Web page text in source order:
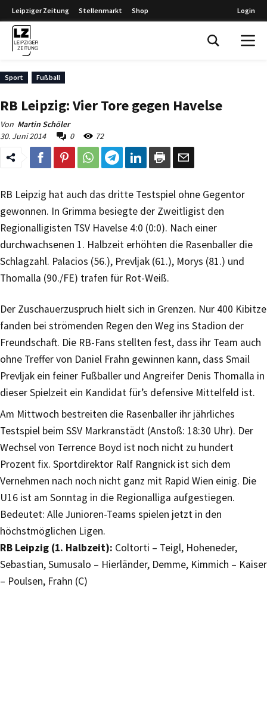
Leipziger Zeitung Stellenmarkt Shop Login
Sport Fußball
RB Leipzig: Vier Tore gegen Havelse
Von Martin Schöler
30. Juni 2014
0 72
RB Leipzig hat auch das dritte Testspiel ohne Gegentor
gewonnen. In Grimma besiegte der Zweitligist den
Regionalligisten TSV Havelse 4:0 (0:0). Nach einer
durchwachsenen 1. Halbzeit erhöhten die Rasenballer die
Schlagzahl. Palacios (56.), Prevljak (61.), Morys (81.) und
Thomalla (90./FE) trafen für Rot-Weiß.
Der Zuschauerzuspruch hielt sich in Grenzen. Nur 400 Kibitze
fanden bei strömenden Regen den Weg ins Stadion der
Freundschaft. Die RB-Fans stellten fest, dass ihr Team auch
ohne Treffer von Daniel Frahn gewinnen kann, dass Smail
Prevljak ein feiner Fußballer und Angreifer Denis Thomalla in
dieser Spielzeit ein Kandidat für’s defensive Mittelfeld ist.
Am Mittwoch bestreiten die Rasenballer ihr jährliches
Testspiel beim SSV Markranstädt (Anstoß: 18:30 Uhr). Der
Wechsel von Terrence Boyd ist noch nicht zu hundert
Prozent fix. Sportdirektor Ralf Rangnick ist sich dem
Vernehmen nach noch nicht ganz mit Rapid Wien einig. Die
U16 ist am Sonntag in die Regionalliga aufgestiegen.
Bedeutet: Alle Junioren-Teams spielen jetzt in den
höchstmöglichen Ligen.
RB Leipzig (1. Halbzeit): Coltorti – Teigl, Hoheneder,
Sebastian, Sumusalo – Hierländer, Demme, Kimmich – Kaiser
– Poulsen, Frahn (C)